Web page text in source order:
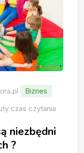
Biznes
czas czytania
niezbędni
?